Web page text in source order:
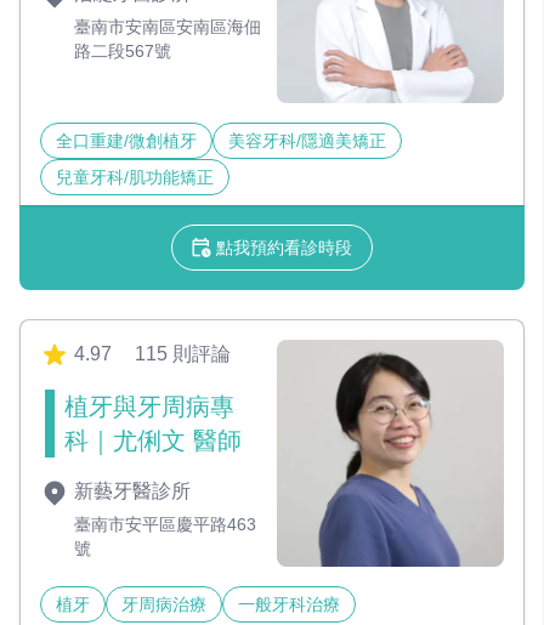
臺南市安南區安南區海佃
路二段567號
全口重建/微創植牙
美容牙科/隱適美矯正
兒童牙科/肌功能矯正
點我預約看診時段
4.97 115 則評論
植牙與牙周病專
科｜尤俐文 醫師
新藝牙醫診所
臺南市安平區慶平路463
號
植牙 牙周病治療 一般牙科治療